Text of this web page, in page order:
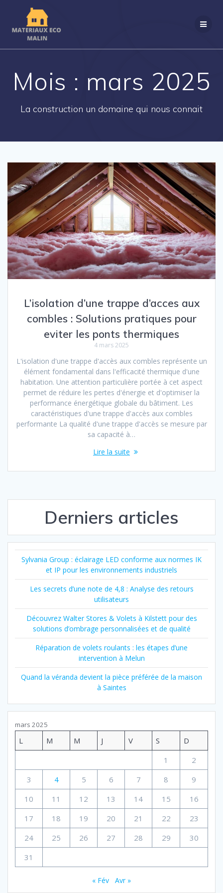
Mois : mars 2025
La construction un domaine qui nous connait
L’isolation d’une trappe d’acces aux
combles : Solutions pratiques pour
eviter les ponts thermiques
4 mars 2025
L'isolation d'une trappe d'accès aux combles représente un
élément fondamental dans l'efficacité thermique d'une
habitation. Une attention particulière portée à cet aspect
permet de réduire les pertes d'énergie et d'optimiser la
performance énergétique globale du bâtiment. Les
caractéristiques d'une trappe d'accès aux combles
performante La qualité d'une trappe d'accès se mesure par
sa capacité à…
Lire la suite
Derniers articles
Sylvania Group : éclairage LED conforme aux normes IK
et IP pour les environnements industriels
Les secrets d’une note de 4,8 : Analyse des retours
utilisateurs
Découvrez Walter Stores & Volets à Kilstett pour des
solutions d’ombrage personnalisées et de qualité
Réparation de volets roulants : les étapes d’une
intervention à Melun
Quand la véranda devient la pièce préférée de la maison
à Saintes
mars 2025
L M M J V S
D
1
2
3
4 5 6 7 8
9
10
11 12 13 14 15
16
17
18 19 20 21 22
23
24
25 26 27 28 29
30
31
« Fév Avr »